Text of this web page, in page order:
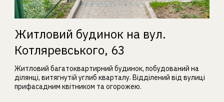
Житловий будинок на вул.
Котляревського, 63
Житловий багатоквартирний будинок, побудований на
ділянці, витягнутій углиб кварталу. Відділений від вулиці
прифасадним квітником та огорожею.